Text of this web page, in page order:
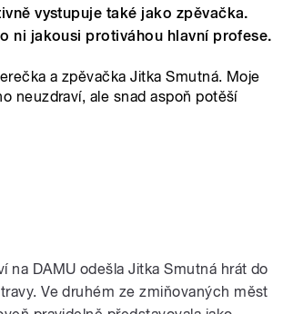
vystupuje také jako zpěvačka.
ni jakousi protiváhou hlavní profese.
a zpěvačka Jitka Smutná. Moje
neuzdraví, ale snad aspoň potěší
na DAMU odešla Jitka Smutná hrát do
Ve druhém ze zmiňovaných měst